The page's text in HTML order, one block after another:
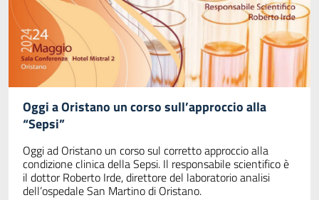
Oggi a Oristano un corso sull’approccio alla
“Sepsi”
Oggi ad Oristano un corso sul corretto approccio alla
condizione clinica della Sepsi. Il responsabile scientifico è
il dottor Roberto Irde, direttore del laboratorio analisi
dell’ospedale San Martino di Oristano.